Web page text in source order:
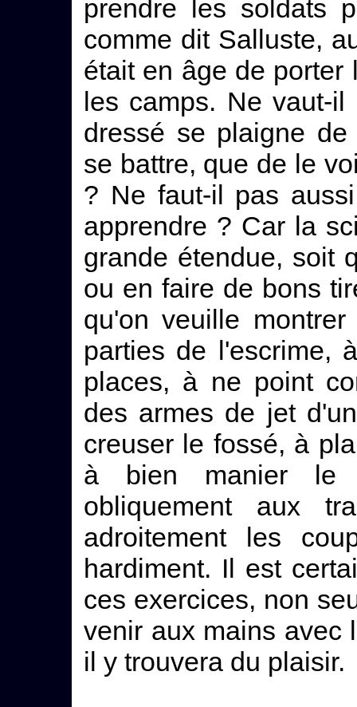
prendre les soldats
comme dit Salluste,
était en âge de porter
les camps. Ne vaut-
dressé se plaigne
se battre, que de le
? Ne faut-il pas
apprendre ? Car la
grande étendue, soit
ou en faire de bons
qu'on veuille
parties de l'escrime,
places, à ne point
des armes de jet
creuser le fossé, à
à bien manier le
obliquement aux
adroitement les
hardiment. Il est
ces exercices, non
venir aux mains avec
il y trouvera du plaisir.